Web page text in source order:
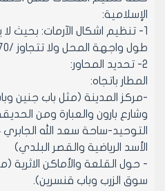
الإسلامية:
طول واجهة المحل ولا تتجاوز /70/سم.
2- تحديد المحاور:
المطار باتجاه:
-مركز المدينة (مثل باب جنين
وشارع بارون والعبارة ومن
التوحيد-ساحة سعد الله
الأسد الرياضية والقصر البلدي)
- حول القلعة والأماكن الاثرية
سوق الزرب وباب قنسرين).